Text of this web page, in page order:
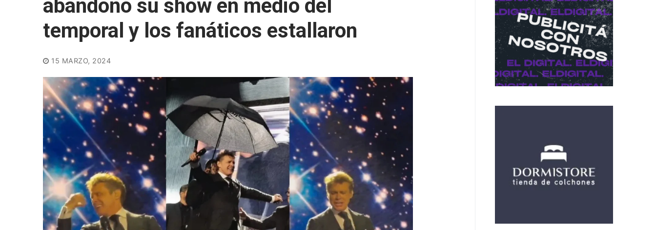
abandonó su show en medio del
temporal y los fanáticos estallaron
15 MARZO, 2024